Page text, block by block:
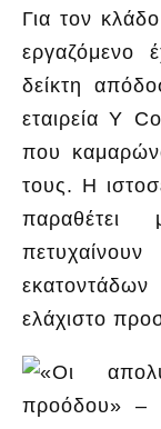
Για τον
εργαζόμενο
δείκτη
εταιρεία Y
που
τους. Η
παραθέτει
ελάχιστο